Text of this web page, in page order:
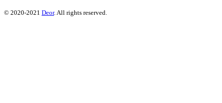
© 2020-2021 Deor. All rights reserved.